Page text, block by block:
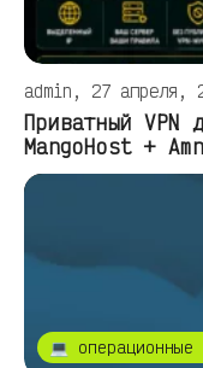
admin, 27 апреля,
Приватный VPN
MangoHost +
💻 операционные